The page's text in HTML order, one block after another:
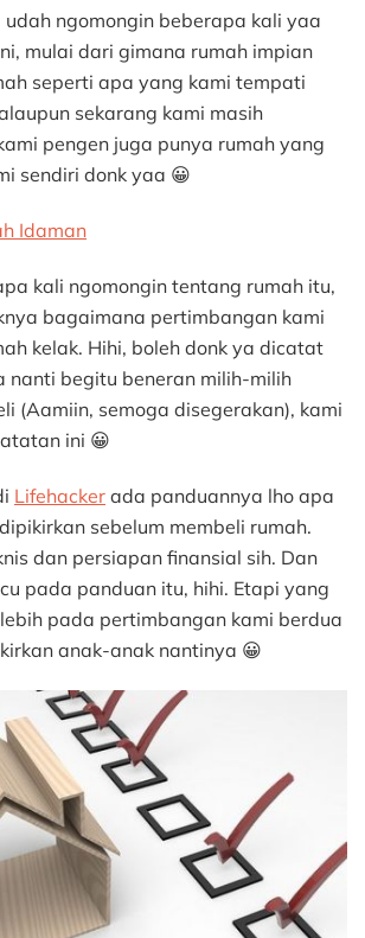
ngomongin beberapa kali yaa
mulai dari gimana rumah impian
seperti apa yang kami tempati
sekarang kami masih
pengen juga punya rumah yang
sendiri donk yaa 😀
Idaman
kali ngomongin tentang rumah itu,
bagaimana pertimbangan kami
kelak. Hihi, boleh donk ya dicatat
nanti begitu beneran milih-milih
(Aamiin, semoga disegerakan), kami
ini 😀
Lifehacker ada panduannya lho apa
sebelum membeli rumah.
dan persiapan finansial sih. Dan
pada panduan itu, hihi. Etapi yang
pada pertimbangan kami berdua
anak-anak nantinya 😀